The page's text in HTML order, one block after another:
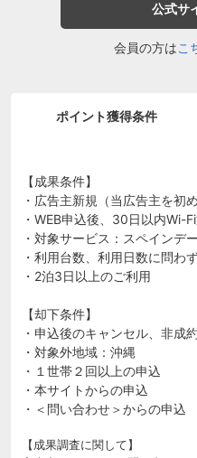
公式サ
会員の方はこ
ポイント獲得条件
【成果条件】
・広告主新規（当広告主を初
・WEB申込後、30日以内Wi-
・対象サービス：スペインデ
・利用台数、利用日数に問わ
・2泊3日以上のご利用
【却下条件】
・申込後のキャンセル、非成
・対象外地域：沖縄
・１世帯２回以上の申込
・本サイトからの申込
・＜問い合わせ＞からの申込
【成果調査に関して】